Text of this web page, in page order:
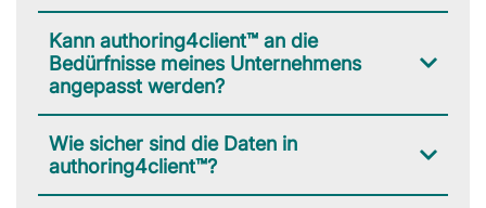
Kann authoring4client™ an die
Bedürfnisse meines Unternehmens
angepasst werden?
Wie sicher sind die Daten in
authoring4client™?